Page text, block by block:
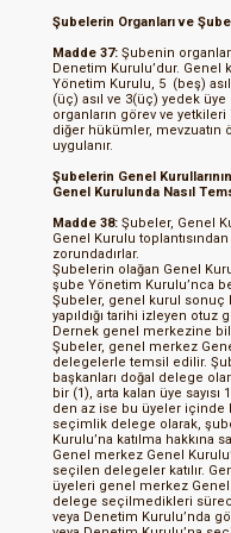
Şubelerin Organları ve
Madde 37: Şubenin
Denetim Kurulu’dur. Genel
Yönetim Kurulu, 5 (beş)
(üç) asıl ve 3(üç) yedek
organların görev ve
diğer hükümler, mevzuatın
uygulanır.
Şubelerin Genel
Genel Kurulunda Nasıl
Madde 38: Şubeler, Genel
Genel Kurulu
zorundadırlar.
Şubelerin olağan Genel
şube Yönetim Kurulu’nca
Şubeler, genel kurul sonuç
yapıldığı tarihi izleyen
Dernek genel merkezine
Şubeler, genel merkez
delegelerle temsil edilir.
başkanları doğal delege
bir (1), arta kalan üye sayısı
den az ise bu üyeler
seçimlik delege olarak,
Kurulu’na katılma hakkına
Genel merkez Genel
seçilen delegeler katılır.
üyeleri genel merkez Genel
delege seçilmedikleri
veya Denetim Kurulu’nda